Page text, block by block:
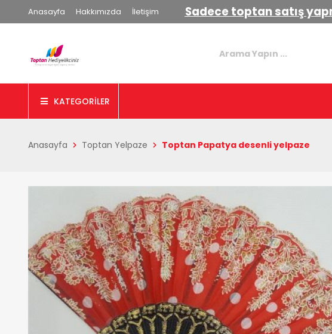
Anasayfa Hakkımızda İletişim Sadece toptan satış
KATEGORİLER
Anasayfa Toptan Yelpaze Toptan Papatya desenli yelpaze